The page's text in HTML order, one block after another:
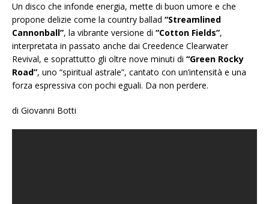
Un disco che infonde energia, mette di buon umore e che
propone delizie come la country ballad “Streamlined
Cannonball”, la vibrante versione di “Cotton Fields”,
interpretata in passato anche dai Creedence Clearwater
Revival, e soprattutto gli oltre nove minuti di “Green Rocky
Road”, uno “spiritual astrale”, cantato con un’intensità e una
forza espressiva con pochi eguali. Da non perdere.
di Giovanni Botti